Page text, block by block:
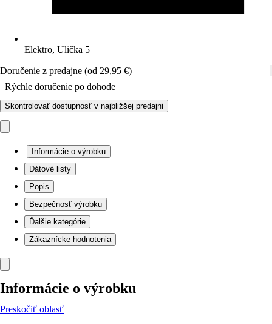
Elektro, Ulička 5
Doručenie z predajne (od 29,95 €)
Rýchle doručenie po dohode
Skontrolovať dostupnosť v najbližšej predajni
Informácie o výrobku
Dátové listy
Popis
Bezpečnosť výrobku
Ďalšie kategórie
Zákaznícke hodnotenia
Informácie o výrobku
Preskočiť oblasť